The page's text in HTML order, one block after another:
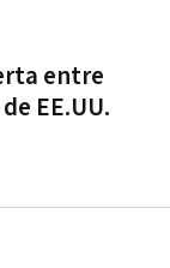
entre
EE.UU.